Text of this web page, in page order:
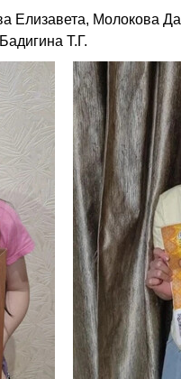
Елизавета, Молокова
Т.Г.